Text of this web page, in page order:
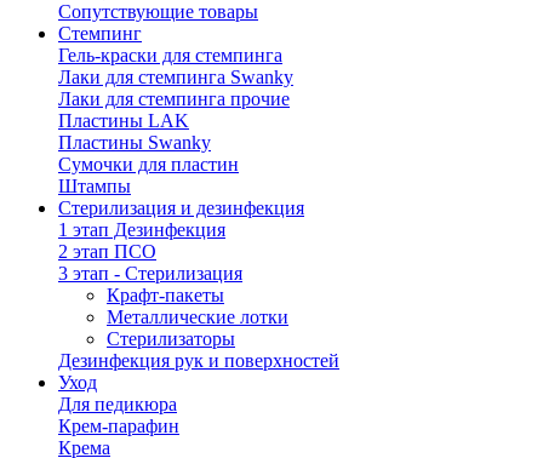
Сопутствующие товары
Стемпинг
Гель-краски для стемпинга
Лаки для стемпинга Swanky
Лаки для стемпинга прочие
Пластины LAK
Пластины Swanky
Сумочки для пластин
Штампы
Стерилизация и дезинфекция
1 этап Дезинфекция
2 этап ПСО
3 этап - Стерилизация
Крафт-пакеты
Металлические лотки
Стерилизаторы
Дезинфекция рук и поверхностей
Уход
Для педикюра
Крем-парафин
Крема